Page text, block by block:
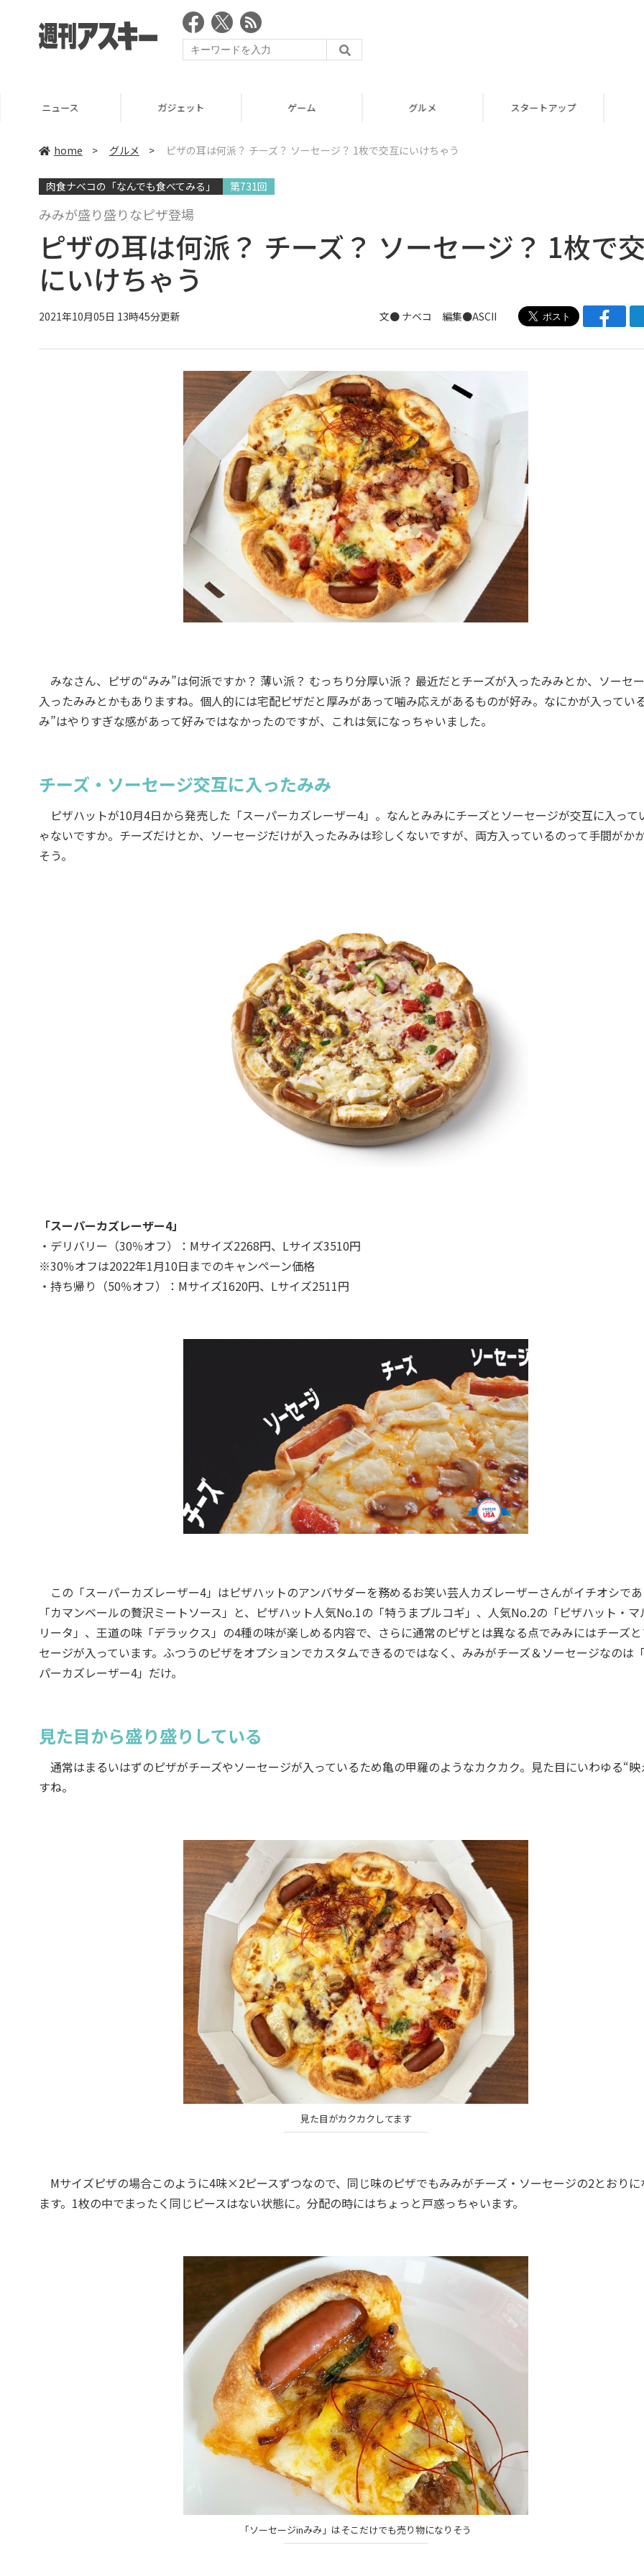
ニュース ガジェット ゲーム グルメ スタートアップ
home > グルメ > ピザの耳は何派？ チーズ？ ソーセージ？ 1枚で交互にいけちゃう
肉食ナベコの「なんでも食べてみる」 第731回
みみが盛り盛りなピザ登場
ピザの耳は何派？ チーズ？ ソーセージ？ 1枚で
にいけちゃう
2021年10月05日 13時45分更新 文● ナベコ 編集●ASCII
みなさん、ピザの“みみ”は何派ですか？ 薄い派？ むっちり分厚い派？ 最近だとチーズが入ったみみとか、ソーセ
入ったみみとかもありますね。個人的には宅配ピザだと厚みがあって噛み応えがあるものが好み。なにかが入ってい
み”はやりすぎな感があって好みではなかったのですが、これは気になっちゃいました。
チーズ・ソーセージ交互に入ったみみ
ピザハットが10月4日から発売した「スーパーカズレーザー4」。なんとみみにチーズとソーセージが交互に入って
ゃないですか。チーズだけとか、ソーセージだけが入ったみみは珍しくないですが、両方入っているのって手間がか
そう。
「スーパーカズレーザー4」
・デリバリー（30％オフ）：Mサイズ2268円、Lサイズ3510円
※30％オフは2022年1月10日までのキャンペーン価格
・持ち帰り（50％オフ）：Mサイズ1620円、Lサイズ2511円
この「スーパーカズレーザー4」はピザハットのアンバサダーを務めるお笑い芸人カズレーザーさんがイチオシで
「カマンベールの贅沢ミートソース」と、ピザハット人気No.1の「特うまプルコギ」、人気No.2の「ピザハット・マ
リータ」、王道の味「デラックス」の4種の味が楽しめる内容で、さらに通常のピザとは異なる点でみみにはチーズ
セージが入っています。ふつうのピザをオプションでカスタムできるのではなく、みみがチーズ＆ソーセージなのは
パーカズレーザー4」だけ。
見た目から盛り盛りしている
通常はまるいはずのピザがチーズやソーセージが入っているため亀の甲羅のようなカクカク。見た目にいわゆる“映
すね。
見た目がカクカクしてます
Mサイズピザの場合このように4味×2ピースずつなので、同じ味のピザでもみみがチーズ・ソーセージの2とおりに
ます。1枚の中でまったく同じピースはない状態に。分配の時にはちょっと戸惑っちゃいます。
「ソーセージinみみ」はそこだけでも売り物になりそう